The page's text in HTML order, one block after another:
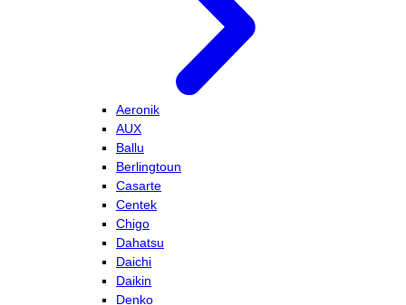
Aeronik
AUX
Ballu
Berlingtoun
Casarte
Centek
Chigo
Dahatsu
Daichi
Daikin
Denko